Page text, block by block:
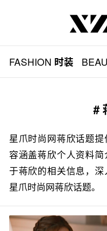
FASHION 时装
#
星爪时尚网蒋欣话题
容涵盖蒋欣个人资料
于蒋欣的相关信息，
星爪时尚网蒋欣话题。